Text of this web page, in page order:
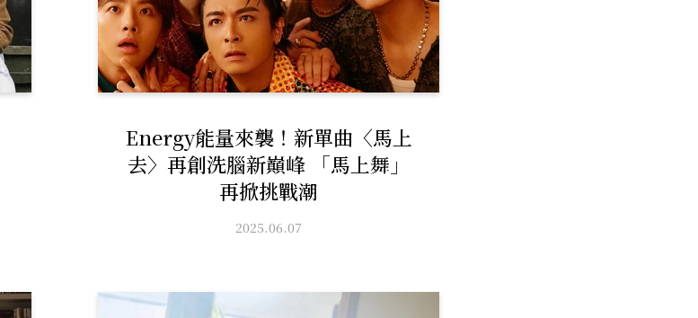
Energy能量來襲！新單曲〈馬上
去〉再創洗腦新巔峰 「馬上舞」
再掀挑戰潮
2025.06.07